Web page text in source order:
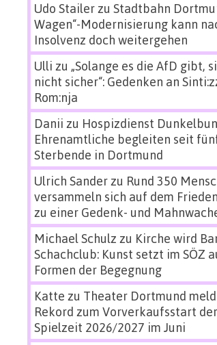
Udo Stailerzu Stadtbahn
Wagen“-Modernisierung kann
Insolvenz doch weitergehen
Ulli zu „Solange es die AfD gibt,
nicht sicher“: Gedenken an
Rom:nja
Danii zu Hospizdienst
Ehrenamtliche begleiten seit
Sterbende in Dortmund
Ulrich Sanderzu Rund 350
versammeln sich auf dem
zu einer Gedenk- und
Michael Schulz zu Kirche wird
Schachclub: Kunst setzt im SÖZ
Formen der Begegnung
Katte zu Theater Dortmund
Rekord zum Vorverkaufsstart der
Spielzeit 2026/2027 im Juni